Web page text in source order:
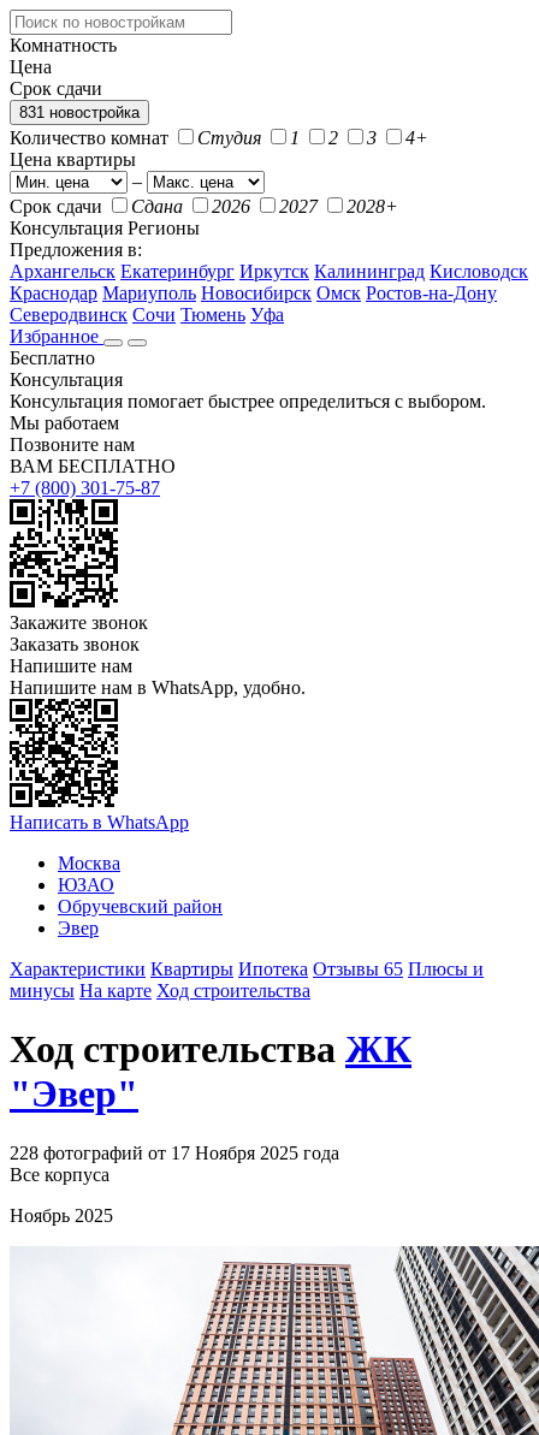
Комнатность
Цена
Срок сдачи
831 новостройка
Количество комнат Студия 1 2 3
4+
Цена квартиры
–
Срок сдачи
Сдана 2026 2027
2028+
Консультация Регионы
Предложения в:
Архангельск Екатеринбург Иркутск Калининград Кисловодск
Краснодар Мариуполь Новосибирск Омск Ростов-на-Дону
Северодвинск Сочи Тюмень Уфа
Избранное
Бесплатно
Консультация
Консультация помогает быстрее определиться с выбором.
Мы работаем
Позвоните нам
ВАМ БЕСПЛАТНО
+7 (800) 301-75-87
Закажите звонок
Заказать звонок
Напишите нам
Напишите нам в WhatsApp, удобно.
Написать в WhatsApp
Москва
ЮЗАО
Обручевский район
Эвер
Характеристики Квартиры Ипотека Отзывы 65 Плюсы и
минусы На карте Ход строительства
Ход строительства ЖК
"Эвер"
228 фотографий от 17 Ноября 2025 года
Все корпуса
Ноябрь 2025